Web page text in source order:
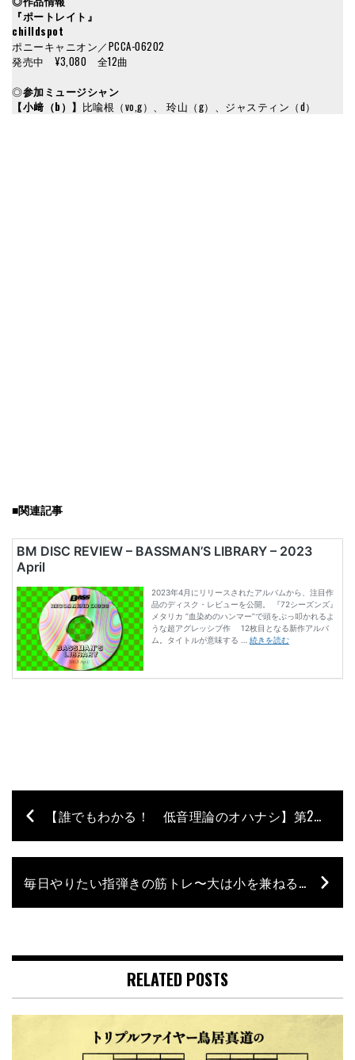
『ポートレイト』
chilldspot
ポニーキャニオン／PCCA-06202
発売中 ¥3,080 全12曲
◎参加ミュージシャン
【小﨑（b）】 比喩根（vo,g）、 玲山（g）、ジャスティン（d）
■関連記事
【誰でもわかる！ 低音理論のオハナシ】第2回 – そもそも“コード”って？
毎日やりたい指弾きの筋トレ〜大は小を兼ねる！【Mutsumiのベース塾 ベースは筋トレ！】 – 第1回
RELATED POSTS